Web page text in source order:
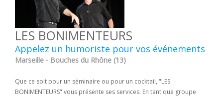
LES BONIMENTEURS
Appelez un humoriste pour vos événements
Marseille - Bouches du Rhône (13)
Que ce soit pour un séminaire ou pour un cocktail, "LES
BONIMENTEURS" vous présente ses services. En tant que groupe